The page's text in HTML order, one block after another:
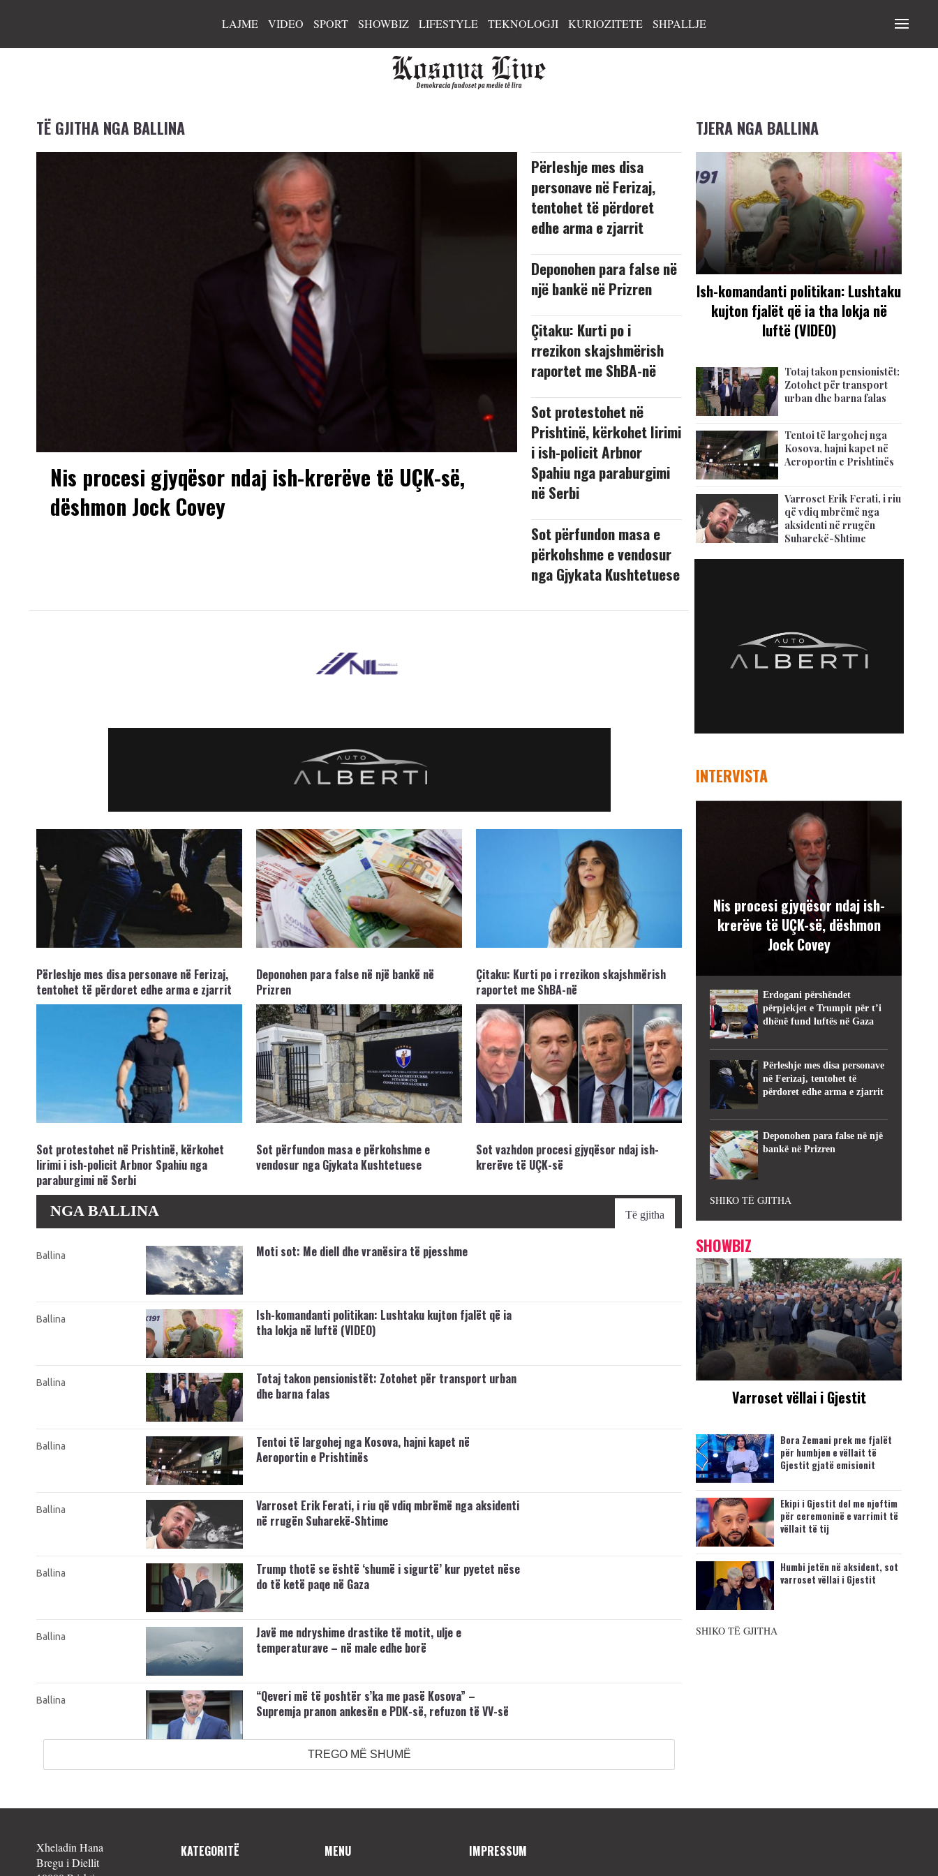
LAJME VIDEO SPORT SHOWBIZ LIFESTYLE TEKNOLOGJI KURIOZITETE SHPALLJE
TË GJITHA NGA BALLINA
Nis procesi gjyqësor ndaj ish-krerëve të UÇK-së,
dëshmon Jock Covey
Përleshje mes disa
personave në Ferizaj,
tentohet të përdoret
edhe arma e zjarrit
Deponohen para false në
një bankë në Prizren
Çitaku: Kurti po i
rrezikon skajshmërish
raportet me ShBA-në
Sot protestohet në
Prishtinë, kërkohet lirimi
i ish-policit Arbnor
Spahiu nga paraburgimi
në Serbi
Sot përfundon masa e
përkohshme e vendosur
nga Gjykata Kushtetuese
Përleshje mes disa personave në Ferizaj,
tentohet të përdoret edhe arma e zjarrit
Deponohen para false në një bankë në
Prizren
Çitaku: Kurti po i rrezikon skajshmërish
raportet me ShBA-në
Sot protestohet në Prishtinë, kërkohet
lirimi i ish-policit Arbnor Spahiu nga
paraburgimi në Serbi
Sot përfundon masa e përkohshme e
vendosur nga Gjykata Kushtetuese
Sot vazhdon procesi gjyqësor ndaj ish-
krerëve të UÇK-së
NGA BALLINA Të gjitha
Ballina Moti sot: Me diell dhe vranësira të pjesshme
Ballina
Ish-komandanti politikan: Lushtaku kujton fjalët që ia
tha lokja në luftë (VIDEO)
Ballina
Totaj takon pensionistët: Zotohet për transport urban
dhe barna falas
Ballina
Tentoi të largohej nga Kosova, hajni kapet në
Aeroportin e Prishtinës
Ballina
Varroset Erik Ferati, i riu që vdiq mbrëmë nga aksidenti
në rrugën Suharekë-Shtime
Ballina
Trump thotë se është ‘shumë i sigurtë’ kur pyetet nëse
do të ketë paqe në Gaza
Ballina
Javë me ndryshime drastike të motit, ulje e
temperaturave – në male edhe borë
Ballina
“Qeveri më të poshtër s’ka me pasë Kosova” –
Supremja pranon ankesën e PDK-së, refuzon të VV-së
TREGO MË SHUMË
TJERA NGA BALLINA
Ish-komandanti politikan: Lushtaku
kujton fjalët që ia tha lokja në
luftë (VIDEO)
Totaj takon pensionistët:
Zotohet për transport
urban dhe barna falas
Tentoi të largohej nga
Kosova, hajni kapet në
Aeroportin e Prishtinës
Varroset Erik Ferati, i riu
që vdiq mbrëmë nga
aksidenti në rrugën
Suharekë-Shtime
INTERVISTA
Nis procesi gjyqësor ndaj ish-
krerëve të UÇK-së, dëshmon
Jock Covey
Erdogani përshëndet
përpjekjet e Trumpit për t’i
dhënë fund luftës në Gaza
Përleshje mes disa personave
në Ferizaj, tentohet të
përdoret edhe arma e zjarrit
Deponohen para false në një
bankë në Prizren
SHIKO TË GJITHA
SHOWBIZ
Varroset vëllai i Gjestit
Bora Zemani prek me fjalët
për humbjen e vëllait të
Gjestit gjatë emisionit
Ekipi i Gjestit del me njoftim
për ceremoninë e varrimit të
vëllait të tij
Humbi jetën në aksident, sot
varroset vëllai i Gjestit
SHIKO TË GJITHA
Xheladin Hana
Bregu i Diellit
KATEGORITË MENU IMPRESSUM